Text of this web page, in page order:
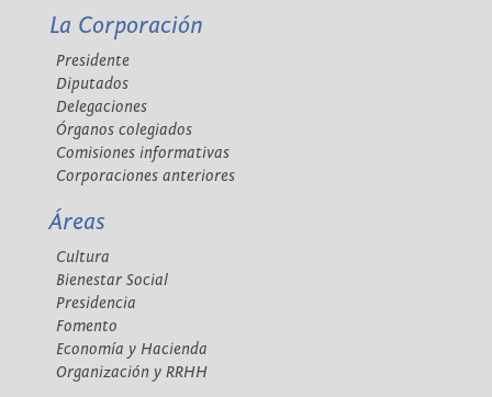
La Corporación
Presidente
Diputados
Delegaciones
Órganos colegiados
Comisiones informativas
Corporaciones anteriores
Áreas
Cultura
Bienestar Social
Presidencia
Fomento
Economía y Hacienda
Organización y RRHH